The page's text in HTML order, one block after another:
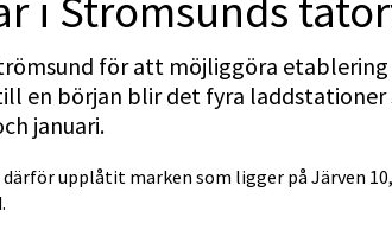
för att möjliggöra etablering
en början blir det fyra laddstationer
januari.
upplåtit marken som ligger på Järven